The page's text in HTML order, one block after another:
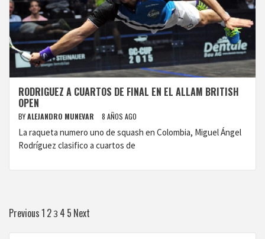
RODRIGUEZ A CUARTOS DE FINAL EN EL ALLAM BRITISH
OPEN
BYALEJANDRO MUNEVAR 8 AÑOS AGO
La raqueta numero uno de squash en Colombia, Miguel Ángel
Rodríguez clasifico a cuartos de
Paginación
Previous1 23 4 5 Next